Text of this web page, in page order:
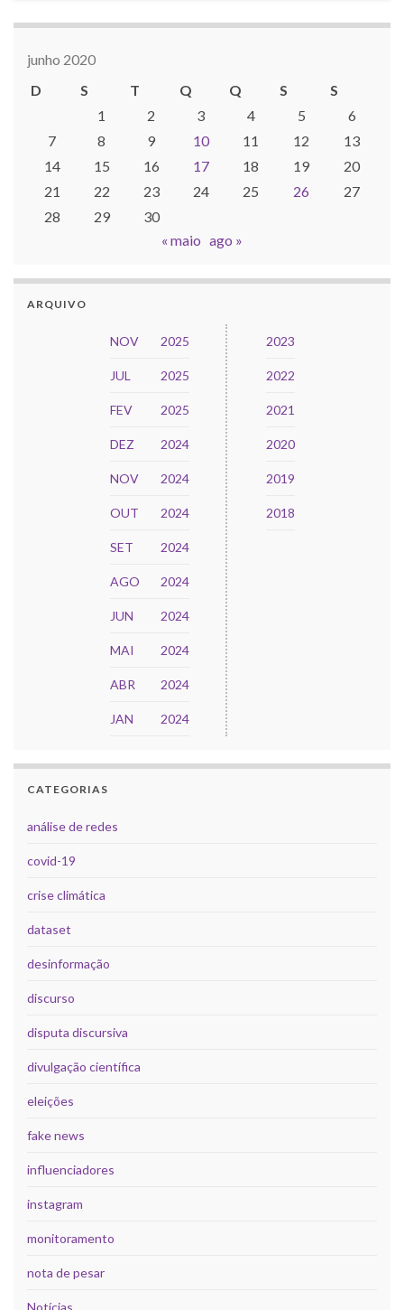
junho 2020
D
S T Q Q S
S
1
2 3 4 5
6
7
8 9 10 11 12
13
14
15 16 17 18 19
20
21
22 23 24 25 26
27
28
29
30
« maio ago »
ARQUIVO
NOV 2025
JUL 2025
FEV 2025
DEZ 2024
NOV 2024
OUT 2024
SET 2024
AGO 2024
JUN 2024
MAI 2024
ABR 2024
JAN 2024
2023
2022
2021
2020
2019
2018
CATEGORIAS
análise de redes
covid-19
crise climática
dataset
desinformação
discurso
disputa discursiva
divulgação científica
eleições
fake news
influenciadores
instagram
monitoramento
nota de pesar